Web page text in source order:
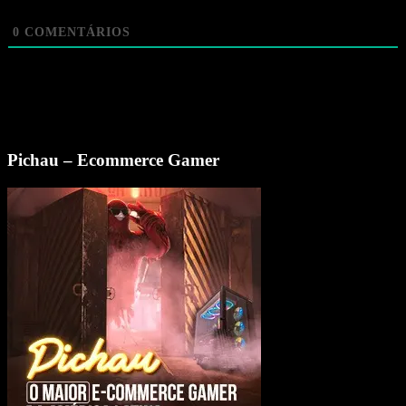
0 COMENTÁRIOS
Pichau – Ecommerce Gamer